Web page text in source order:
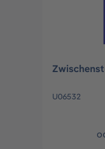
U06532